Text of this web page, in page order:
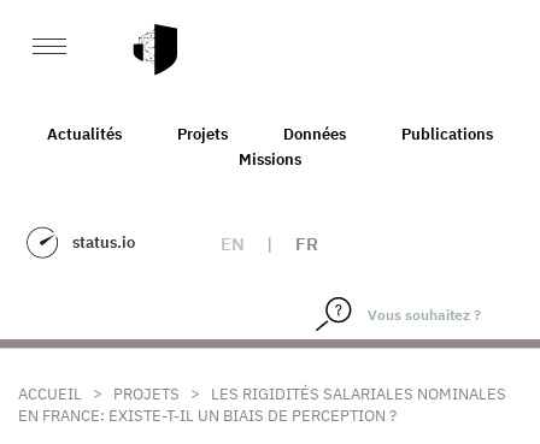
Actualités Projets Données
Publications
Missions
status.io EN | FR
ACCUEIL > PROJETS >
LES RIGIDITÉS SALARIALES NOMINALES
EN FRANCE: EXISTE-T-IL UN BIAIS DE PERCEPTION ?